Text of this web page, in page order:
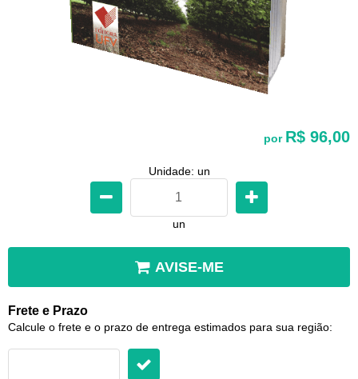
por R$ 96,00
Unidade: un
un
AVISE-ME
Frete e Prazo
Calcule o frete e o prazo de entrega estimados para sua região: